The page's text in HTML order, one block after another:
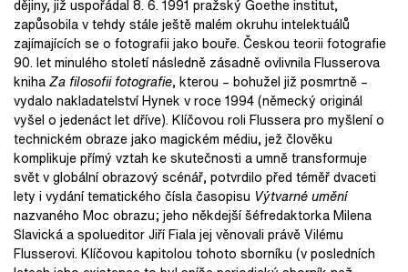
dějiny, již uspořádal 8. 6. 1991 pražský Goethe institut,
zapůsobila v tehdy stále ještě malém okruhu intelektuálů
zajímajících se o fotografii jako bouře. Českou teorii fotografie
90. let minulého století následně zásadně ovlivnila Flusserova
knihaZa filosofii fotografie, kterou – bohužel již posmrtně –
vydalo nakladatelství Hynek v roce 1994 (německý originál
vyšel o jedenáct let dříve). Klíčovou roli Flussera pro myšlení o
technickém obraze jako magickém médiu, jež člověku
komplikuje přímý vztah ke skutečnosti a umně transformuje
svět v globální obrazový scénář, potvrdilo před téměř dvaceti
lety i vydání tematického čísla časopisu Výtvarné umění
nazvaného Moc obrazu; jeho někdejší šéfredaktorka Milena
Slavická a spolueditor Jiří Fiala jej věnovali právě Vilému
Flusserovi. Klíčovou kapitolou tohoto sborníku (v posledních